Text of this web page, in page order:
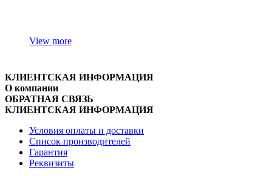
View more
КЛИЕНТСКАЯ ИНФОРМАЦИЯ
О компании
ОБРАТНАЯ СВЯЗЬ
КЛИЕНТСКАЯ ИНФОРМАЦИЯ
Условия оплаты и доставки
Список производителей
Гарантия
Реквизиты